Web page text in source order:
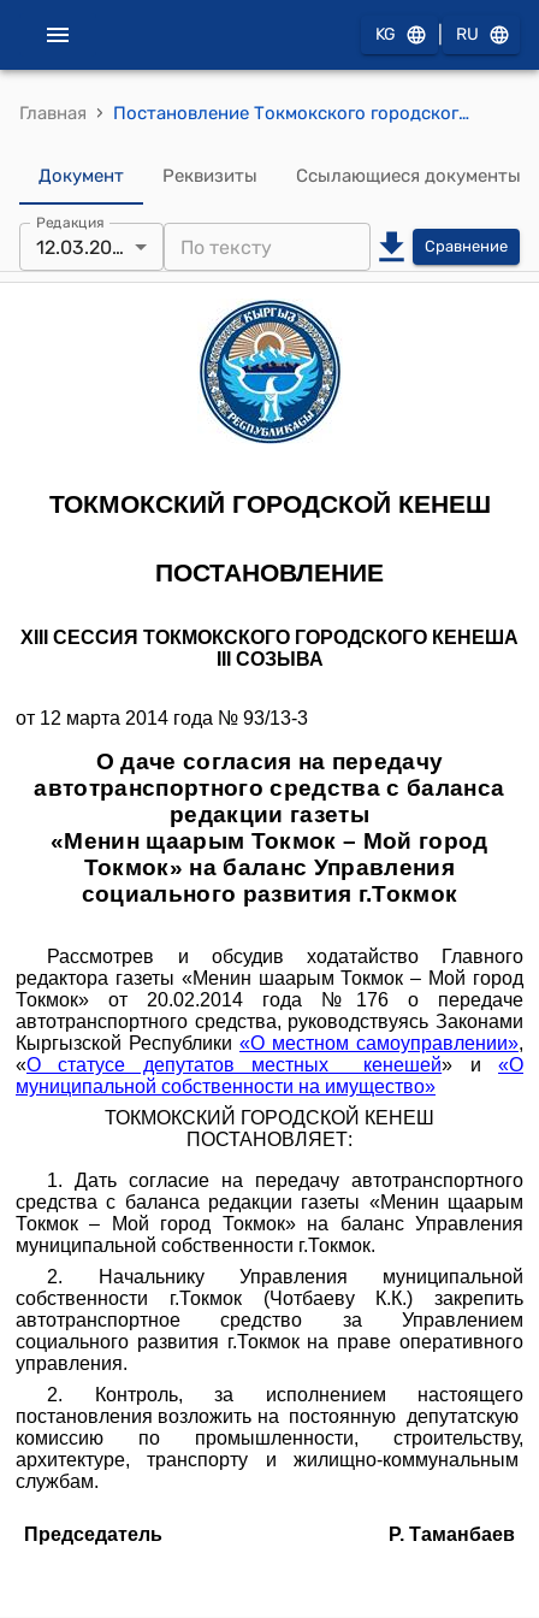
KG RU
Главная › Постановление Токмокского городского кенеша от 12 марта 2014 года № 93/13-3 "О даче согласия на передачу автотранспортного средства с баланса редакции газеты «Менин щаарым Токмок – Мой город Токмок» на баланс Управления социального развития г.Токмок"
Документ Реквизиты Ссылающиеся документы
Редакция
12.03.2014 Сравнение